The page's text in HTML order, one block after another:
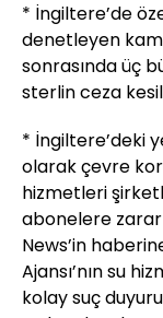
* İngiltere’de
denetleyen
sonrasında üç
sterlin ceza
* İngiltere’deki
olarak çevre
hizmetleri
abonelere
News’in
Ajansı’nın su
kolay suç